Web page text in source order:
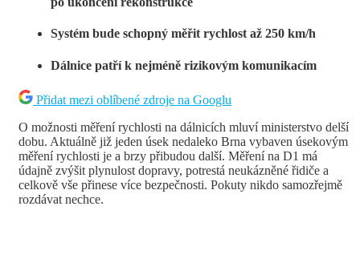
Systém bude schopný měřit rychlost až 250 km/h
Dálnice patří k nejméně rizikovým komunikacím
Přidat mezi oblíbené zdroje na Googlu
O možnosti měření rychlosti na dálnicích mluví ministerstvo delší
dobu. Aktuálně již jeden úsek nedaleko Brna vybaven úsekovým
měření rychlosti je a brzy přibudou další. Měření na D1 má
údajně zvýšit plynulost dopravy, potrestá neukázněné řidiče a
celkově vše přinese více bezpečnosti. Pokuty nikdo samozřejmě
rozdávat nechce.